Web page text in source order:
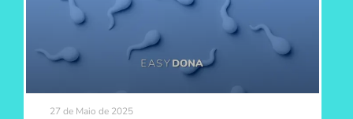
27 de Maio de 2025